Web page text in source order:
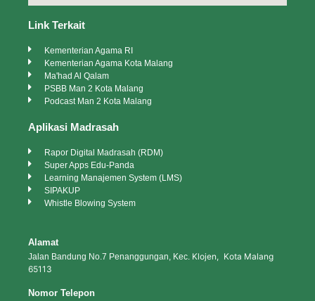
Link Terkait
Kementerian Agama RI
Kementerian Agama Kota Malang
Ma'had Al Qalam
PSBB Man 2 Kota Malang
Podcast Man 2 Kota Malang
Aplikasi Madrasah
Rapor Digital Madrasah (RDM)
Super Apps Edu-Panda
Learning Manajemen System (LMS)
SIPAKUP
Whistle Blowing System
Alamat
Jalan Bandung No.7 Penanggungan, Kec. Klojen, Kota Malang
65113
Nomor Telepon